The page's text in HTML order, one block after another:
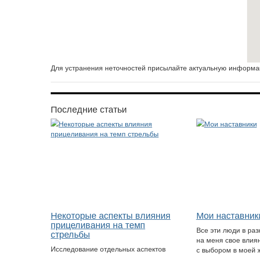
Для устранения неточностей присылайте актуальную
Последние статьи
Некоторые аспекты влияния
прицеливания на темп
стрельбы
Исследование отдельных аспектов
Мои
Все эти люди в
на меня свое
с выбором в моей